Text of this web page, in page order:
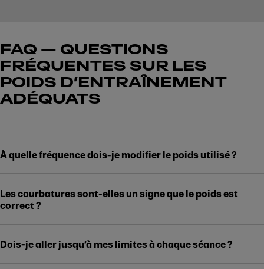
FAQ — QUESTIONS
FRÉQUENTES SUR LES
POIDS D’ENTRAÎNEMENT
ADÉQUATS
À quelle fréquence dois-je modifier le poids utilisé ?
Les courbatures sont-elles un signe que le poids est
correct ?
Dois-je aller jusqu’à mes limites à chaque séance ?